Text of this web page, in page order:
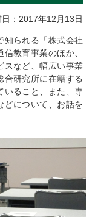
日：2017年12月13日
知られる「株式会社
教育事業のほか、
スなど、幅広い事業
合研究所に在籍する
いること、また、専
どについて、お話を